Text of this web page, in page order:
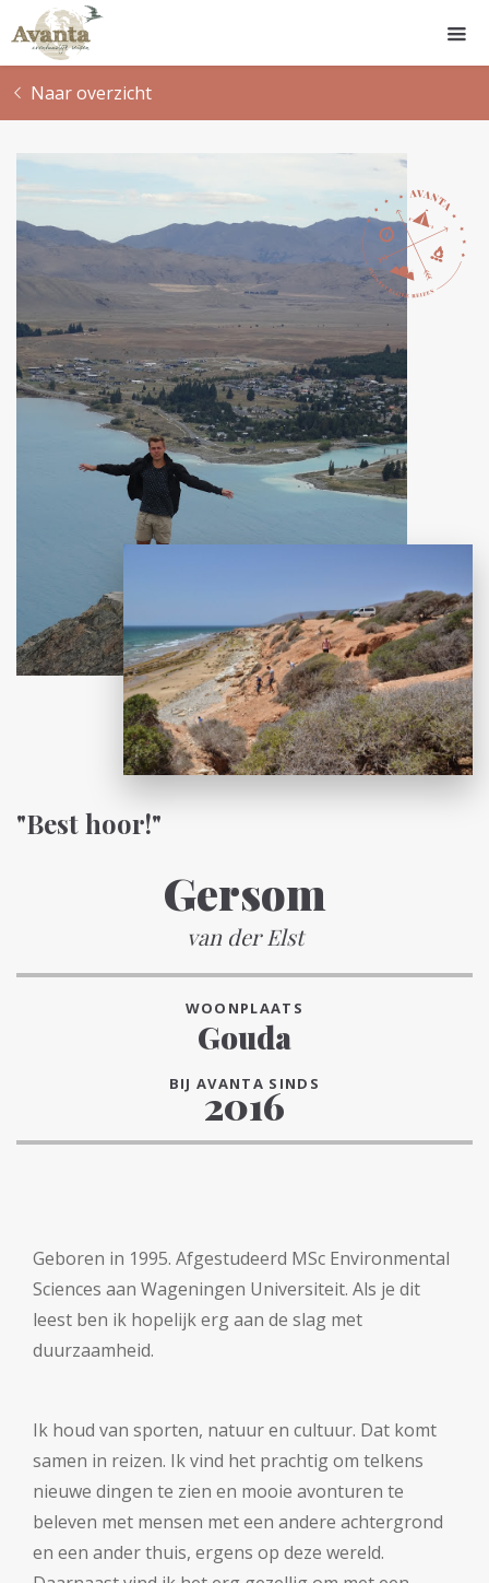
Naar overzicht
"Best hoor!"
Gersom
van der Elst
WOONPLAATS
Gouda
BIJ AVANTA SINDS
2016
Geboren in 1995. Afgestudeerd MSc Environmental
Sciences aan Wageningen Universiteit. Als je dit
leest ben ik hopelijk erg aan de slag met
duurzaamheid.
Ik houd van sporten, natuur en cultuur. Dat komt
samen in reizen. Ik vind het prachtig om telkens
nieuwe dingen te zien en mooie avonturen te
beleven met mensen met een andere achtergrond
en een ander thuis, ergens op deze wereld.